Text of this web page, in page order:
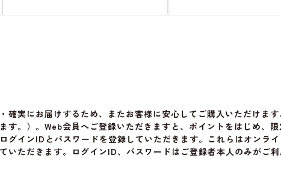
確実にお届けするため、またお客様に安心してご購入いただけま
す。）。Web会員へご登録いただきますと、ポイントをはじめ、
グインIDとパスワードを登録していただきます。これらはオンラ
いただきます。ログインID、パスワードはご登録者本人のみがご